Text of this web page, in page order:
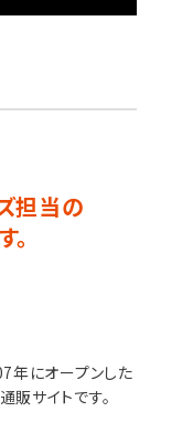
担当の
。
年にオープンした
販サイトです。